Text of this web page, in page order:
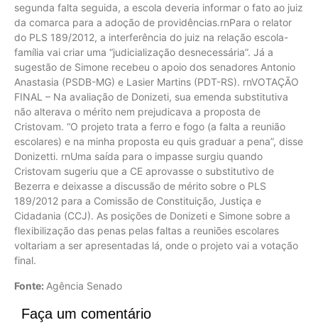
segunda falta seguida, a escola deveria informar o fato ao juiz
da comarca para a adoção de providências.rnPara o relator
do PLS 189/2012, a interferência do juiz na relação escola-
família vai criar uma “judicialização desnecessária”. Já a
sugestão de Simone recebeu o apoio dos senadores Antonio
Anastasia (PSDB-MG) e Lasier Martins (PDT-RS). rnVOTAÇÃO
FINAL – Na avaliação de Donizeti, sua emenda substitutiva
não alterava o mérito nem prejudicava a proposta de
Cristovam. “O projeto trata a ferro e fogo (a falta a reunião
escolares) e na minha proposta eu quis graduar a pena”, disse
Donizetti. rnUma saída para o impasse surgiu quando
Cristovam sugeriu que a CE aprovasse o substitutivo de
Bezerra e deixasse a discussão de mérito sobre o PLS
189/2012 para a Comissão de Constituição, Justiça e
Cidadania (CCJ). As posições de Donizeti e Simone sobre a
flexibilização das penas pelas faltas a reuniões escolares
voltariam a ser apresentadas lá, onde o projeto vai a votação
final.
Fonte: Agência Senado
Faça um comentário